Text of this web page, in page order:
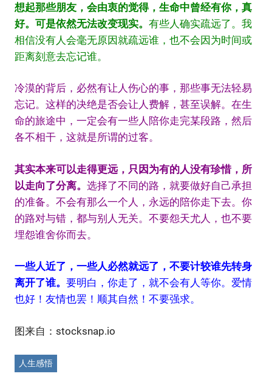
想起那些朋友，会由衷的觉得，生命中曾经有你，真
好。可是依然无法改变现实。 有些人确实疏远了。我
相信没有人会毫无原因就疏远谁，也不会因为时间或
距离刻意去忘记谁。
冷漠的背后，必然有让人伤心的事，那些事无法轻易
忘记。这样的决绝是否会让人费解，甚至误解。在生
命的旅途中，一定会有一些人陪你走完某段路，然后
各不相干，这就是所谓的过客。
其实本来可以走得更远，只因为有的人没有珍惜，所
以走向了分离。 选择了不同的路，就要做好自己承担
的准备。不会有那么一个人，永远的陪你走下去。你
的路对与错，都与别人无关。不要怨天尤人，也不要
埋怨谁舍你而去。
一些人近了，一些人必然就远了，不要计较谁先转身
离开了谁。 要明白，你走了，就不会有人等你。爱情
也好！友情也罢！顺其自然！不要强求。
图来自：stocksnap.io
人生感悟